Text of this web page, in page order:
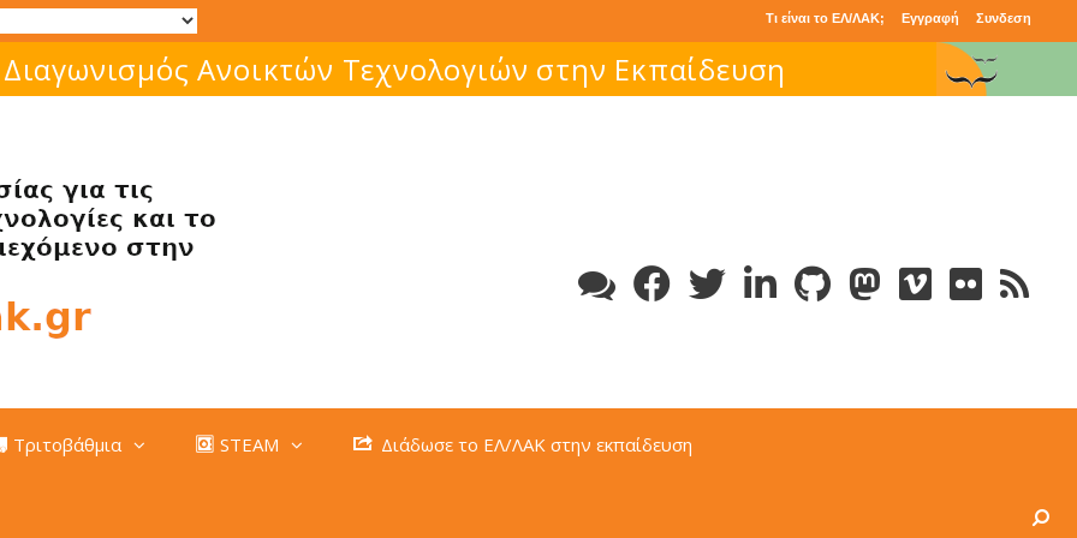
Τι είναι το ΕΛ/ΛΑΚ; Εγγραφή Συνδεση
Μάθε για το ελεύθερο λογισμικό!
Τριτοβάθμια STEAM Διάδωσε το ΕΛ/ΛΑΚ στην εκπαίδευση
Search